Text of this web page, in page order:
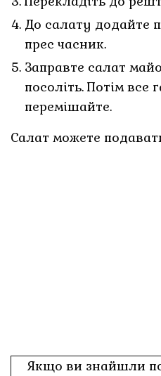
До салату додайте
прес часник.
Заправте салат
посоліть. Потім все
перемішайте.
Салат можете
Якщо ви знайшли